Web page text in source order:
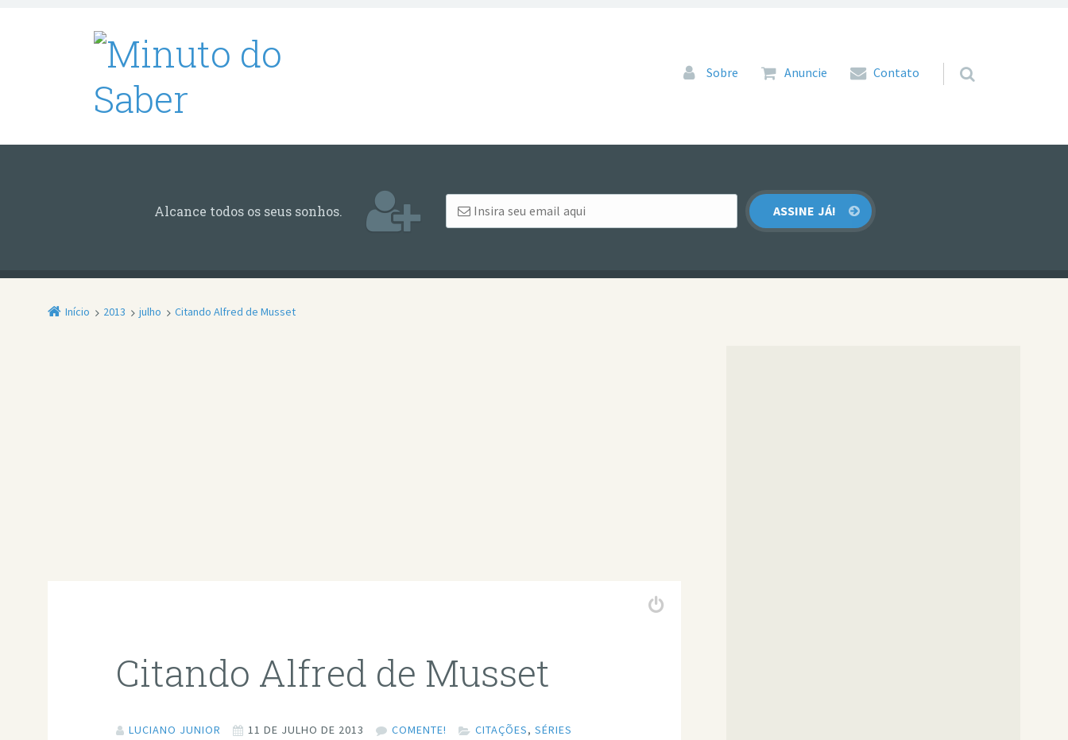
Pular para o conteúdo
Sobre Anuncie Contato
Alcance todos os seus sonhos.
Início 2013 julho Citando Alfred de Musset
Citando Alfred de Musset
LUCIANO JUNIOR 11 DE JULHO DE 2013 COMENTE! CITAÇÕES,SÉRIES